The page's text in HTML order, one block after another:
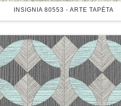
INSIGNIA 80553 - ARTE TAPÉTA